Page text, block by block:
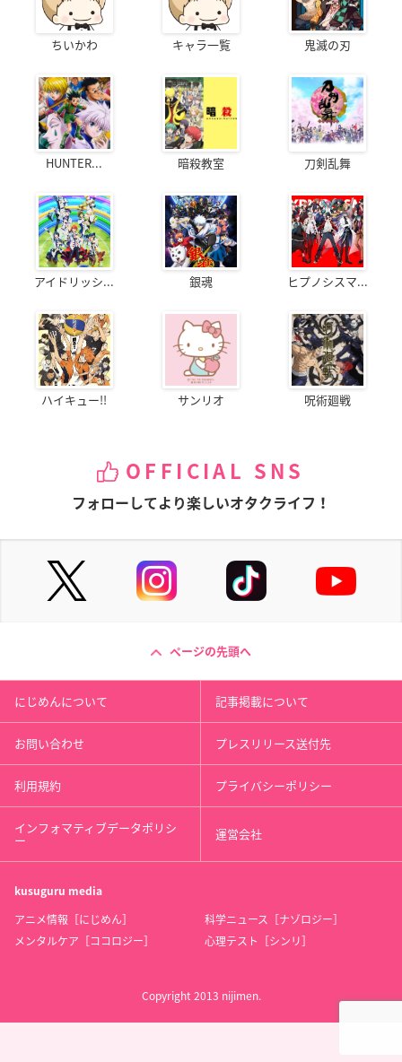
ちいかわ キャラ一覧 鬼滅の刃
HUNTER... 暗殺教室 刀剣乱舞
アイドリッシ... 銀魂 ヒプノシスマ...
ハイキュー!! サンリオ 呪術廻戦
OFFICIAL SNS
フォローしてより楽しいオタクライフ！
ページの先頭へ
にじめんについて 記事掲載について
お問い合わせ プレスリリース送付先
利用規約 プライバシーポリシー
インフォマティブデータポリシ
ー 運営会社
kusuguru media
アニメ情報［にじめん］
科学ニュース［ナゾロジー］
メンタルケア［ココロジー］
心理テスト［シンリ］
Copyright 2013 nijimen.